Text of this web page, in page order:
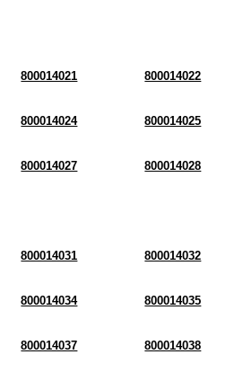
800014021 800014022
800014024 800014025
800014027 800014028
800014031 800014032
800014034 800014035
800014037 800014038